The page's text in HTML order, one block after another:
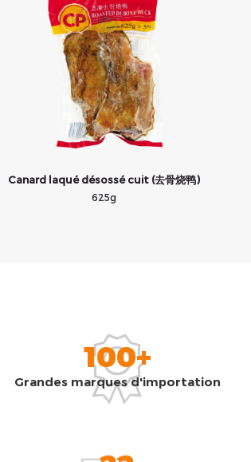
Canard laqué désossé cuit (去骨烧鸭)
625g
100+
Grandes marques d'importation